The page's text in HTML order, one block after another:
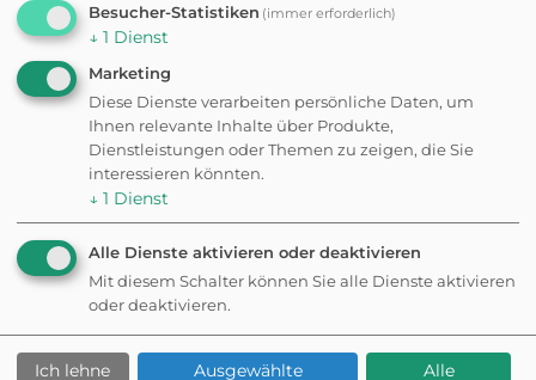
NACH THEMA
Worauf habt ihr heute Lust?
Am Wasser
Bäche, Seen & Schwimmstellen
Im Wald
Wege im Schatten, viel zu schnüffeln
Langsam, mit vielen Stationen
Besucher-Statistiken (immer erforderlich)
↓ 1 Dienst
Marketing
Diese Dienste verarbeiten persönliche Daten, um
Ihnen relevante Inhalte über Produkte,
Dienstleistungen oder Themen zu zeigen, die Sie
interessieren könnten.
↓ 1 Dienst
Alle Dienste aktivieren oder deaktivieren
Mit diesem Schalter können Sie alle Dienste aktivieren
oder deaktivieren.
Ich lehne
Ausgewählte
Alle